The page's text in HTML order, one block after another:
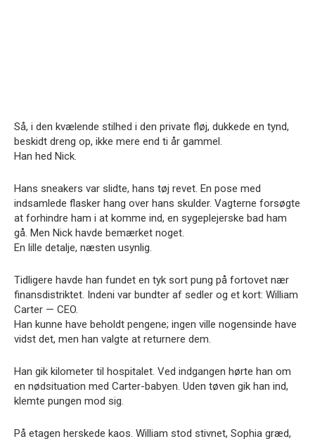
Så, i den kvælende stilhed i den private fløj, dukkede en tynd,
beskidt dreng op, ikke mere end ti år gammel.
Han hed Nick.
Hans sneakers var slidte, hans tøj revet. En pose med
indsamlede flasker hang over hans skulder. Vagterne forsøgte
at forhindre ham i at komme ind, en sygeplejerske bad ham
gå. Men Nick havde bemærket noget.
En lille detalje, næsten usynlig.
Tidligere havde han fundet en tyk sort pung på fortovet nær
finansdistriktet. Indeni var bundter af sedler og et kort: William
Carter — CEO.
Han kunne have beholdt pengene; ingen ville nogensinde have
vidst det, men han valgte at returnere dem.
Han gik kilometer til hospitalet. Ved indgangen hørte han om
en nødsituation med Carter-babyen. Uden tøven gik han ind,
klemte pungen mod sig.
På etagen herskede kaos. William stod stivnet, Sophia græd,